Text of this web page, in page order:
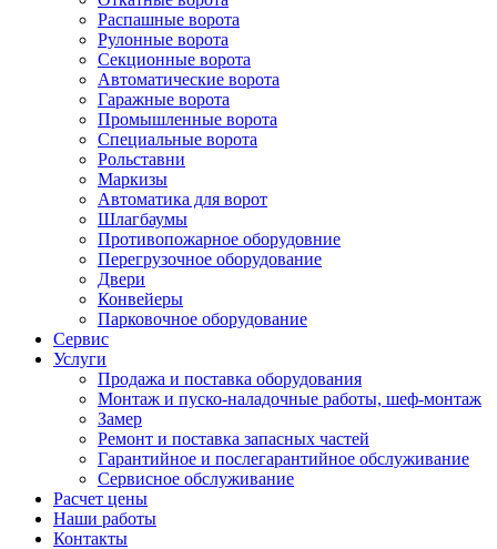
Распашные ворота
Рулонные ворота
Секционные ворота
Автоматические ворота
Гаражные ворота
Промышленные ворота
Специальные ворота
Рольставни
Маркизы
Автоматика для ворот
Шлагбаумы
Противопожарное оборудовние
Перегрузочное оборудование
Двери
Конвейеры
Парковочное оборудование
Сервис
Услуги
Продажа и поставка оборудования
Монтаж и пуско-наладочные работы, шеф-монтаж
Замер
Ремонт и поставка запасных частей
Гарантийное и послегарантийное обслуживание
Сервисное обслуживание
Расчет цены
Наши работы
Контакты